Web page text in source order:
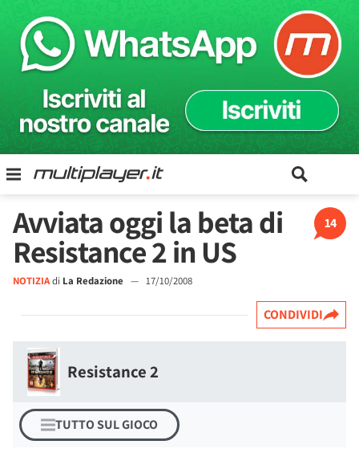
14
Avviata oggi la beta di
Resistance 2 in US
NOTIZIAdi La Redazione — 17/10/2008
CONDIVIDI
Resistance 2
TUTTO SUL GIOCO